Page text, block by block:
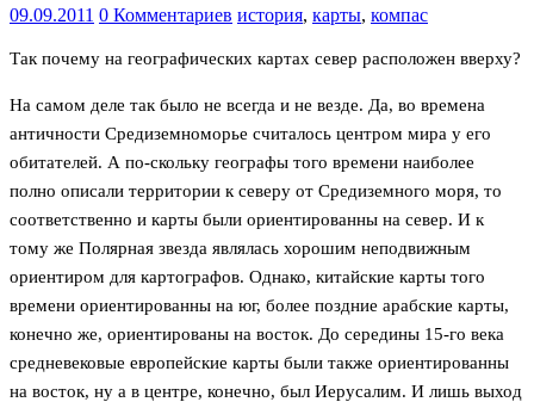
09.09.2011 0 Комментариев история, карты, компас
Так почему на географических картах север расположен вверху?
На самом деле так было не всегда и не везде. Да, во времена
античности Средиземноморье считалось центром мира у его
обитателей. А по-скольку географы того времени наиболее
полно описали территории к северу от Средиземного моря, то
соответственно и карты были ориентированны на север. И к
тому же Полярная звезда являлась хорошим неподвижным
ориентиром для картографов. Однако, китайские карты того
времени ориентированны на юг, более поздние арабские карты,
конечно же, ориентированы на восток. До середины 15-го века
средневековые европейские карты были также ориентированны
на восток, ну а в центре, конечно, был Иерусалим. И лишь выход